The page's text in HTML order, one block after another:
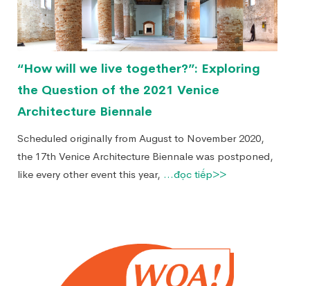
“How will we live together?”: Exploring
the Question of the 2021 Venice
Architecture Biennale
Scheduled originally from August to November 2020,
the 17th Venice Architecture Biennale was postponed,
like every other event this year, ...đọc tiếp>>